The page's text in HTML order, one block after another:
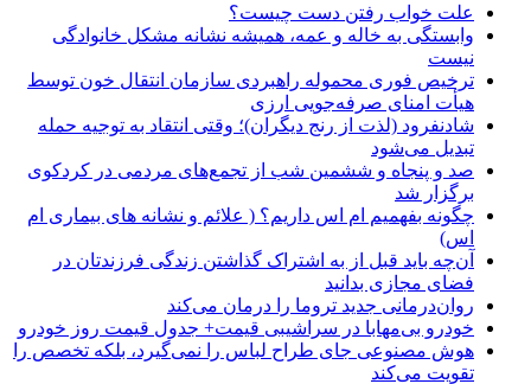
علت خواب رفتن دست چیست؟
وابستگی به خاله و عمه، همیشه نشانه مشکل خانوادگی
نیست
ترخیص فوری محموله راهبردی سازمان انتقال خون توسط
هیأت امنای صرفه‌جویی ارزی
شادنفرود (لذت از رنج دیگران)؛ وقتی انتقاد به توجیه حمله
تبدیل می‌شود
صد و پنجاه‌ و ششمین شب از تجمع‌های مردمی در کردکوی
برگزار شد
چگونه بفهمیم ام اس داریم؟ ( علائم و نشانه های بیماری ام
اس)
آن‌چه باید قبل از به اشتراک گذاشتن زندگی فرزندتان در
فضای مجازی بدانید
روان‌درمانی جدید تروما را درمان می‌کند
خودرو بی‌مهابا در سراشیبی قیمت+ جدول قیمت روز خودرو
هوش مصنوعی جای طراح لباس را نمی‌گیرد، بلکه تخصص را
تقویت می‌کند